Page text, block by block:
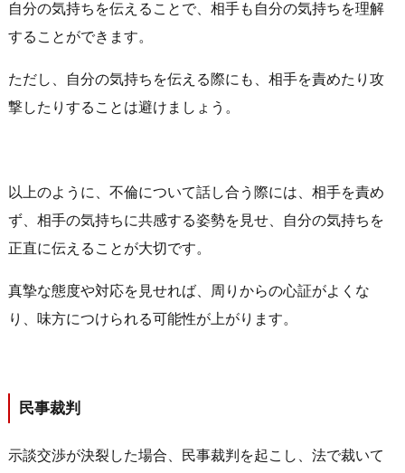
自分の気持ちを伝えることで、相手も自分の気持ちを理解
することができます。
ただし、自分の気持ちを伝える際にも、相手を責めたり攻
撃したりすることは避けましょう。
以上のように、不倫について話し合う際には、相手を責め
ず、相手の気持ちに共感する姿勢を見せ、自分の気持ちを
正直に伝えることが大切です。
真摯な態度や対応を見せれば、周りからの心証がよくな
り、味方につけられる可能性が上がります。
民事裁判
示談交渉が決裂した場合、民事裁判を起こし、法で裁いて